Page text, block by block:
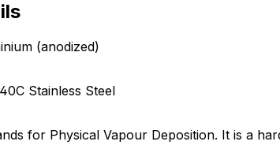
(anodized)
Stainless Steel
for Physical Vapour Deposition. It is a